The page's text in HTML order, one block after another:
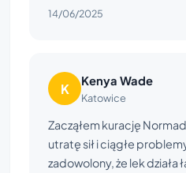
14/06/2025
K Kenya Wade
Katowice
Zacząłem kurację
utratę sił i ciągłe
zadowolony, że lek działa